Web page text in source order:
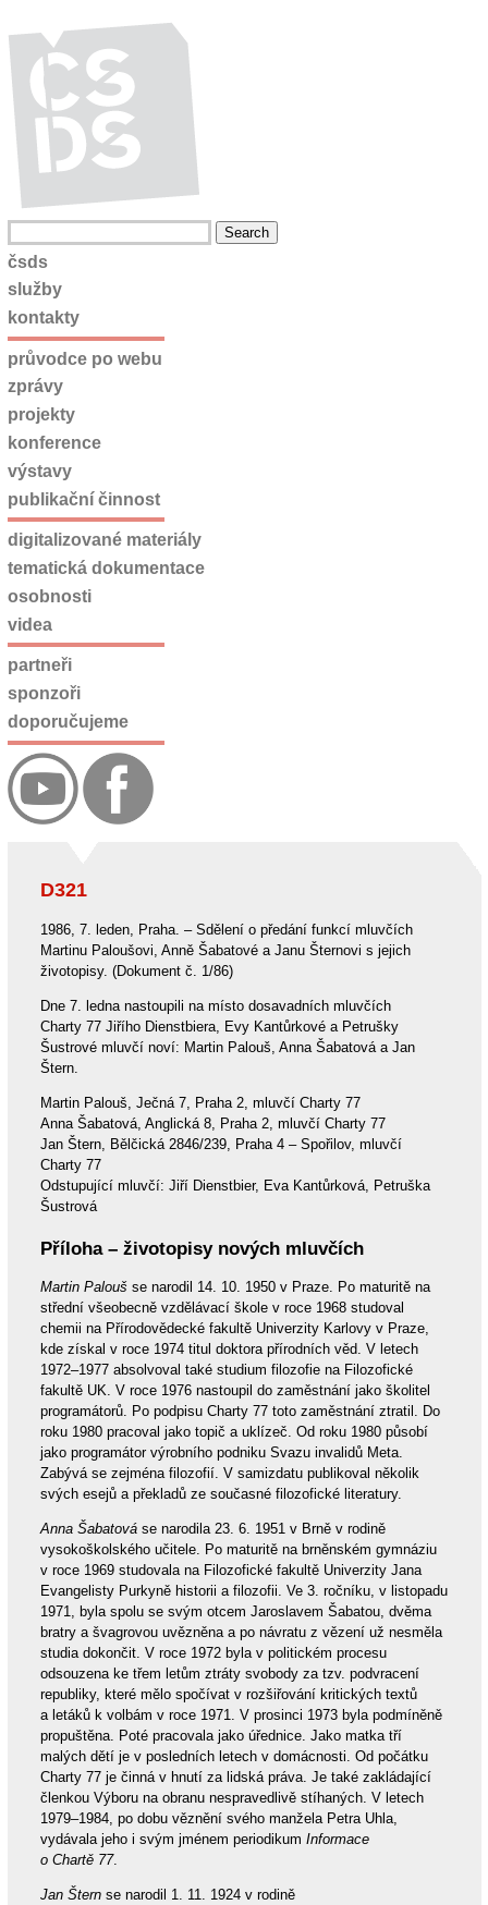
D321
1986, 7. leden, Praha. – Sdělení o předání funkcí mluvčích
Martinu Paloušovi, Anně Šabatové a Janu Šternovi s jejich
životopisy. (Dokument č. 1/86)
Dne 7. ledna nastoupili na místo dosavadních mluvčích
Charty 77 Jiřího Dienstbiera, Evy Kantůrkové a Petrušky
Šustrové mluvčí noví: Martin Palouš, Anna Šabatová a Jan
Štern.
Martin Palouš, Ječná 7, Praha 2, mluvčí Charty 77
Anna Šabatová, Anglická 8, Praha 2, mluvčí Charty 77
Jan Štern, Bělčická 2846/239, Praha 4 – Spořilov, mluvčí
Charty 77
Odstupující mluvčí: Jiří Dienstbier, Eva Kantůrková, Petruška
Šustrová
Příloha – životopisy nových mluvčích
Martin Palouš se narodil 14. 10. 1950 v Praze. Po maturitě na
střední všeobecně vzdělávací škole v roce 1968 studoval
chemii na Přírodovědecké fakultě Univerzity Karlovy v Praze,
kde získal v roce 1974 titul doktora přírodních věd. V letech
1972–1977 absolvoval také studium filozofie na Filozofické
fakultě UK. V roce 1976 nastoupil do zaměstnání jako školitel
programátorů. Po podpisu Charty 77 toto zaměstnání ztratil. Do
roku 1980 pracoval jako topič a uklízeč. Od roku 1980 působí
jako programátor výrobního podniku Svazu invalidů Meta.
Zabývá se zejména filozofií. V samizdatu publikoval několik
svých esejů a překladů ze současné filozofické literatury.
Anna Šabatováse narodila 23. 6. 1951 v Brně v rodině
vysokoškolského učitele. Po maturitě na brněnském gymnáziu
v roce 1969 studovala na Filozofické fakultě Univerzity Jana
Evangelisty Purkyně historii a filozofii. Ve 3. ročníku, v listopadu
1971, byla spolu se svým otcem Jaroslavem Šabatou, dvěma
bratry a švagrovou uvězněna a po návratu z vězení už nesměla
studia dokončit. V roce 1972 byla v politickém procesu
odsouzena ke třem letům ztráty svobody za tzv. podvracení
republiky, které mělo spočívat v rozšiřování kritických textů
a letáků k volbám v roce 1971. V prosinci 1973 byla podmíněně
propuštěna. Poté pracovala jako úřednice. Jako matka tří
malých dětí je v posledních letech v domácnosti. Od počátku
Charty 77 je činná v hnutí za lidská práva. Je také zakládající
členkou Výboru na obranu nespravedlivě stíhaných. V letech
1979–1984, po dobu věznění svého manžela Petra Uhla,
vydávala jeho i svým jménem periodikum Informace
o Chartě 77.
Jan Šternse narodil 1. 11. 1924 v rodině
čsds
služby
kontakty
průvodce po webu
zprávy
projekty
konference
výstavy
publikační činnost
digitalizované materiály
tematická dokumentace
osobnosti
videa
partneři
sponzoři
doporučujeme